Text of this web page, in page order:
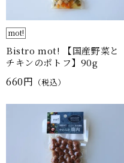
mot!
Bistro mot! 【国産野菜と
チキンのポトフ】90g
660円 （税込）